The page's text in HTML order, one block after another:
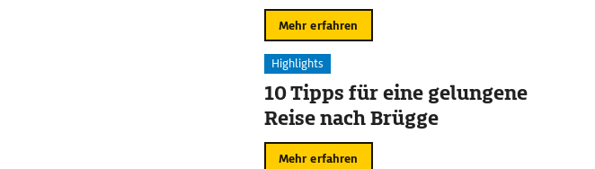
Mehr erfahren
Highlights
10 Tipps für eine gelungene
Reise nach Brügge
Mehr erfahren